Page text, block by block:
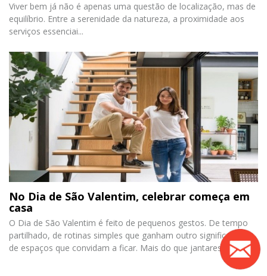
Viver bem já não é apenas uma questão de localização, mas de
equilíbrio. Entre a serenidade da natureza, a proximidade aos
serviços essenciai...
No Dia de São Valentim, celebrar começa em
casa
O Dia de São Valentim é feito de pequenos gestos. De tempo
partilhado, de rotinas simples que ganham outro significado e
de espaços que convidam a ficar. Mais do que jantares m...